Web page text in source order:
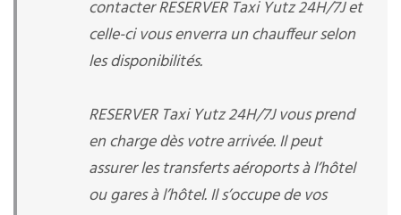
contacter RESERVER Taxi Yutz 24H/7J et
celle-ci vous enverra un chauffeur selon
les disponibilités.
RESERVER Taxi Yutz 24H/7J vous prend
en charge dès votre arrivée. Il peut
assurer les transferts aéroports à l’hôtel
ou gares à l’hôtel. Il s’occupe de vos